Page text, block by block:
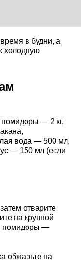
в будни, а
холодную
помидоры — 2 кг,
вода — 500 мл,
— 150 мл (если
отварите
на крупной
помидоры —
обжарьте на